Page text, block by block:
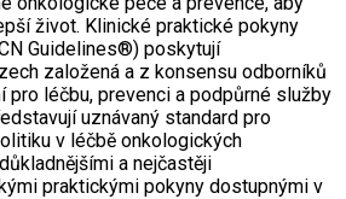
život. Klinické praktické pokyny
Guidelines®) poskytují
založená a z konsensu odborníků
pro léčbu, prevenci a podpůrné služby
uznávaný standard pro
v léčbě onkologických
a nejčastěji
praktickými pokyny dostupnými v